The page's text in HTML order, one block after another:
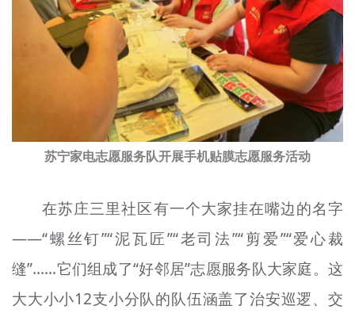
苏宁家电志愿服务队开展手机贴膜志愿服务活动
在苏庄三里社区有一个大家挂在嘴边的名字
——“螺丝钉”“泥瓦匠”“老司法”“剪爱”“爱心裁
缝”……它们组成了“好邻居”志愿服务队大家庭。这
大大小小12支小分队的队伍涵盖了治安巡逻、交